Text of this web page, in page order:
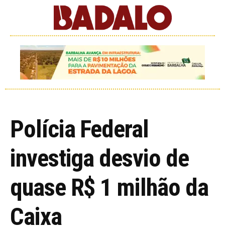
Polícia Federal
investiga desvio de
quase R$ 1 milhão da
Caixa